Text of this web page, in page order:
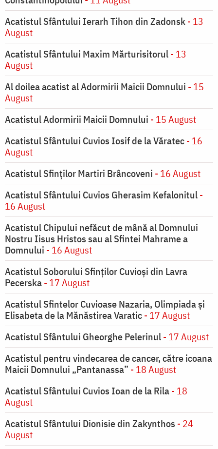
Acatistul Sfântului Ierarh Tihon din Zadonsk- 13
August
Acatistul Sfântului Maxim Mărturisitorul- 13
August
Al doilea acatist al Adormirii Maicii Domnului - 15
August
Acatistul Adormirii Maicii Domnului - 15 August
Acatistul Sfântului Cuvios Iosif de la Văratec- 16
August
Acatistul Sfinților Martiri Brâncoveni - 16 August
Acatistul Sfântului Cuvios Gherasim Kefalonitul-
16 August
Acatistul Chipului nefăcut de mână al Domnului
Nostru Iisus Hristos sau al Sfintei Mahrame a
Domnului - 16 August
Acatistul Soborului Sfinților Cuvioși din Lavra
Pecerska- 17 August
Acatistul Sfintelor Cuvioase Nazaria, Olimpiada și
Elisabeta de la Mănăstirea Varatic- 17 August
Acatistul Sfântului Gheorghe Pelerinul- 17 August
Acatistul pentru vindecarea de cancer, către icoana
Maicii Domnului „Pantanassa” - 18 August
Acatistul Sfântului Cuvios Ioan de la Rila- 18
August
Acatistul Sfântului Dionisie din Zakynthos - 24
August